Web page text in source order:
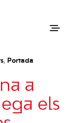
, Portada
a
els